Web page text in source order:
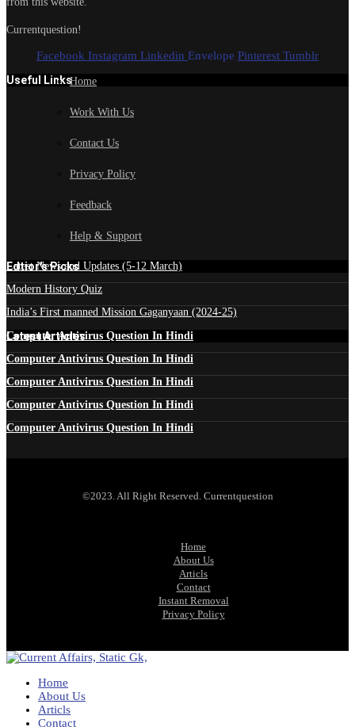
Currentquestion!
Facebook Instagram Linkedin Envelope Pinterest Tumblr
Useful LinksHome
Work With Us
Contact Us
Privacy Policy
Feedback
Help & Support
Edtior's Picks
Latest News and Updates (5-12 March)
Modern History Quiz
India’s First manned Mission Gaganyaan (2024-25)
Latest Articles
Computer Antivirus Question In Hindi
Computer Antivirus Question In Hindi
Computer Antivirus Question In Hindi
Computer Antivirus Question In Hindi
Computer Antivirus Question In Hindi
©2023. All Right Reserved. Currentquestion
Home
About Us
Articls
Contact
Instant Removal
Privacy Policy
Home
About Us
Articls
Contact